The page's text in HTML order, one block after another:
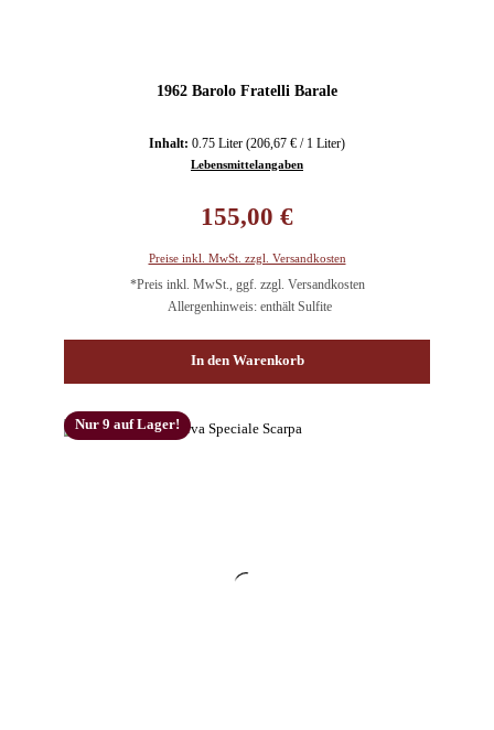
1962 Barolo Fratelli Barale
Inhalt: 0.75 Liter (206,67 € / 1 Liter)
Lebensmittelangaben
155,00 €
Preise inkl. MwSt. zzgl. Versandkosten
*Preis inkl. MwSt., ggf. zzgl. Versandkosten
Allergenhinweis: enthält Sulfite
In den Warenkorb
Nur 9 auf Lager!